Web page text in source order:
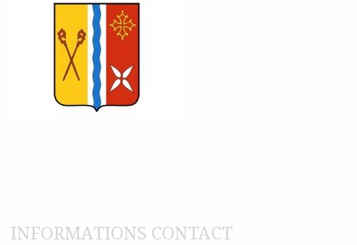
INFORMATIONS CONTACT